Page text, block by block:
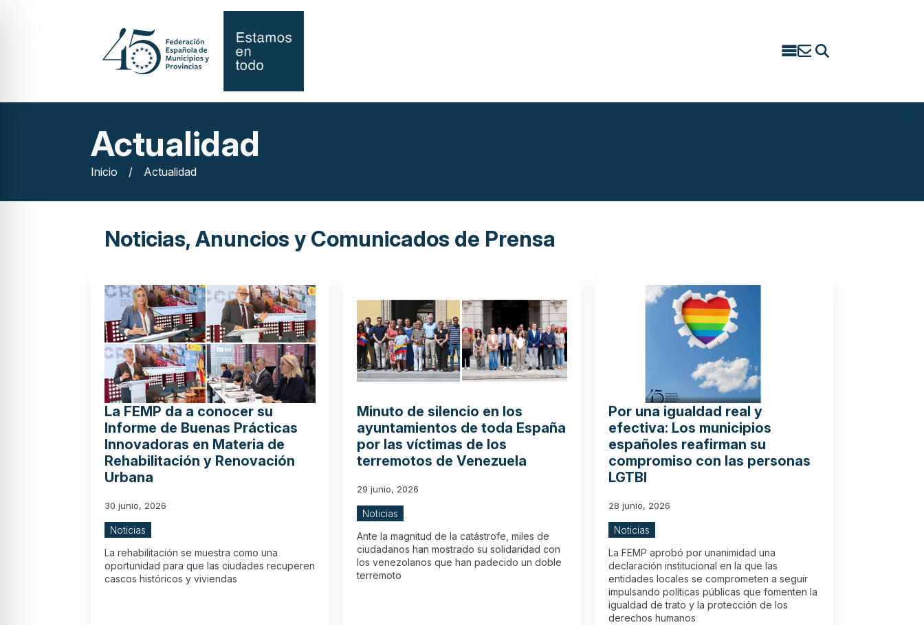
Actualidad
Inicio / Actualidad
Noticias, Anuncios y Comunicados de Prensa
La FEMP da a conocer su
Informe de Buenas Prácticas
Innovadoras en Materia de
Rehabilitación y Renovación
Urbana
30 junio, 2026
Noticias
La rehabilitación se muestra como una
oportunidad para que las ciudades recuperen
cascos históricos y viviendas
Minuto de silencio en los
ayuntamientos de toda España
por las víctimas de los
terremotos de Venezuela
29 junio, 2026
Noticias
Ante la magnitud de la catástrofe, miles de
ciudadanos han mostrado su solidaridad con
los venezolanos que han padecido un doble
terremoto
Por una igualdad real y
efectiva: Los municipios
españoles reafirman su
compromiso con las personas
LGTBI
28 junio, 2026
Noticias
La FEMP aprobó por unanimidad una
declaración institucional en la que las
entidades locales se comprometen a seguir
impulsando políticas públicas que fomenten la
igualdad de trato y la protección de los
derechos humanos